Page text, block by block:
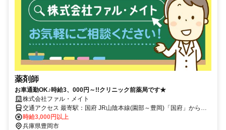
薬剤師
お車通勤OK♪時給3、000円～!!クリニック前薬局です★
株式会社ファル・メイト
交通アクセス 最寄駅：国府 JR山陰本線(園部～豊岡)「国府」から徒
歩3分
時給3,000円以上
兵庫県豊岡市